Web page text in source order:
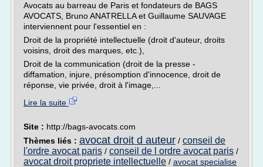
Avocats au barreau de Paris et fondateurs de BAGS
AVOCATS, Bruno ANATRELLA et Guillaume SAUVAGE
interviennent pour l'essentiel en :
Droit de la propriété intellectuelle (droit d'auteur, droits
voisins, droit des marques, etc.),
Droit de la communication (droit de la presse -
diffamation, injure, présomption d'innocence, droit de
réponse, vie privée, droit à l'image,...
Lire la suite
Site : http://bags-avocats.com
Thèmes liés : avocat droit d auteur / conseil de
l'ordre avocat paris / conseil de l ordre avocat paris /
avocat droit propriete intellectuelle / avocat specialise